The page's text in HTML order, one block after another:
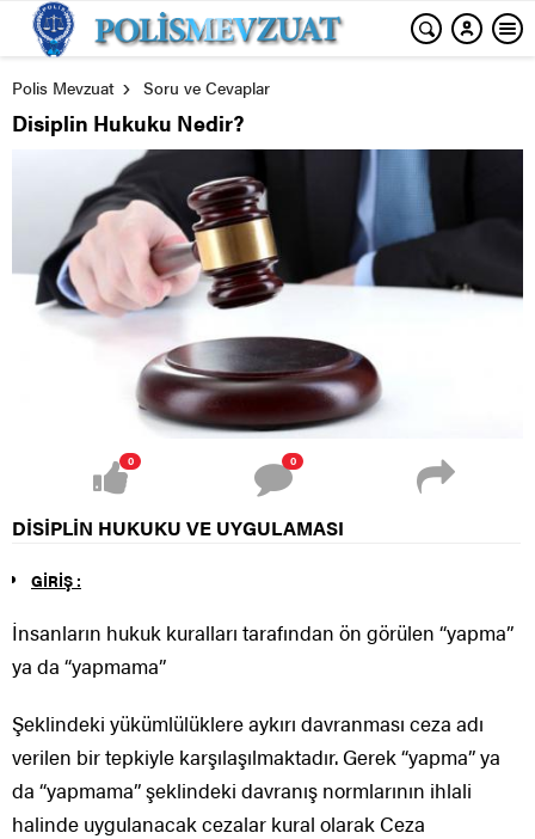
Polis Mevzuat Soru ve Cevaplar
Disiplin Hukuku Nedir?
0 0
DİSİPLİN HUKUKU VE UYGULAMASI
GİRİŞ :
İnsanların hukuk kuralları tarafından ön görülen “yapma”
ya da “yapmama”
Şeklindeki yükümlülüklere aykırı davranması ceza adı
verilen bir tepkiyle karşılaşılmaktadır. Gerek “yapma” ya
da “yapmama” şeklindeki davranış normlarının ihlali
halinde uygulanacak cezalar kural olarak Ceza